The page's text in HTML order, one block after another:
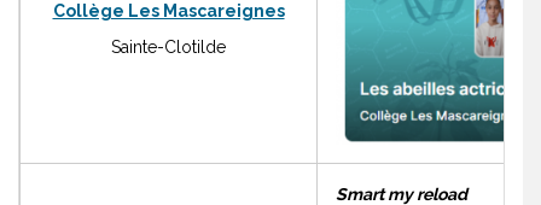
Collège Les Mascareignes
Sainte-Clotilde
Smart my reload